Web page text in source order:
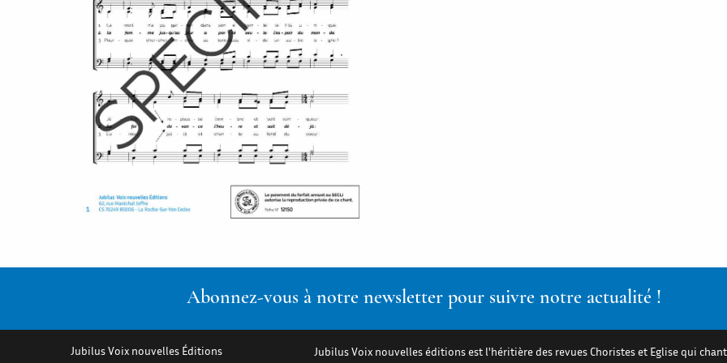
Abonnez-vous à notre newsletter pour suivre notre actualité !
Jubilus Voix nouvelles Éditions
Jubilus Voix nouvelles éditions est l'héritière des revues Choristes et Eglise qui